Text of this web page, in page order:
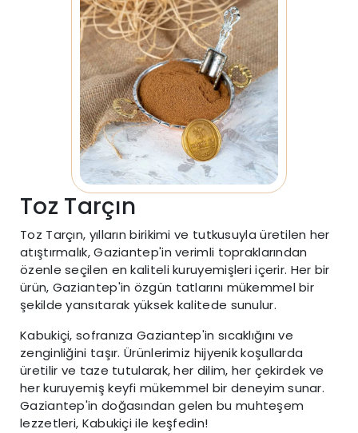
Toz Tarçın
Toz Tarçın, yılların birikimi ve tutkusuyla üretilen her
atıştırmalık, Gaziantep'in verimli topraklarından
özenle seçilen en kaliteli kuruyemişleri içerir. Her bir
ürün, Gaziantep'in özgün tatlarını mükemmel bir
şekilde yansıtarak yüksek kalitede sunulur.
Kabukiçi, sofranıza Gaziantep'in sıcaklığını ve
zenginliğini taşır. Ürünlerimiz hijyenik koşullarda
üretilir ve taze tutularak, her dilim, her çekirdek ve
her kuruyemiş keyfi mükemmel bir deneyim sunar.
Gaziantep'in doğasından gelen bu muhteşem
lezzetleri, Kabukiçi ile keşfedin!